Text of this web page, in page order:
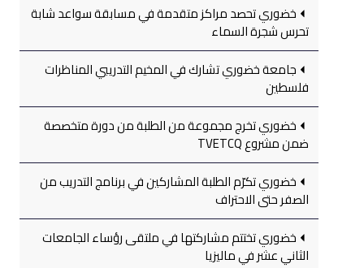
خضوري تحصد مراكز متقدمة في مسابقة سواعد شابة
تحرس شجرة السماء
جامعة خضوري تشارك في المخيم التدريبي المناظرات
فلسطين
خضوري تخرج مجموعة من الطلبة من دورة متخصصة
ضمن مشروع TVETCQ
خضوري تكرّم الطلبة المشاركين في برنامج التدريب من
الصفر حتى الاحتراف
خضوري تختتم مشاركتها في ملتقى رؤساء الجامعات
الثاني عشر في ماليزيا